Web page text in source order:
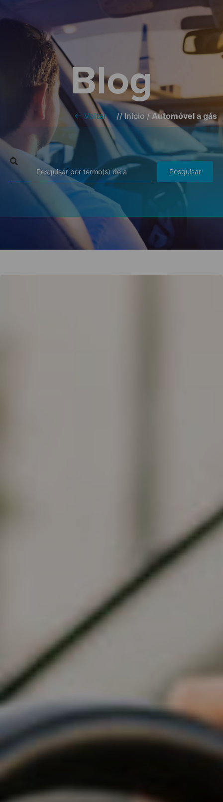
Blog
← Voltar //Início / Automóvel a gás
Pesquisar